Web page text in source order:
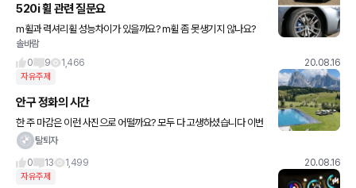
520i 휠 관련 질문요
m휠과 력셔리휠 성능차이가 있을까요? m휠 좀 못생기지 않나요?
솔바람
0
9 1,466 20.08.16
자유주제
안구 정화의 시간
한 주 마감은 이런 사진으로 어떨까요? 모두 다 고생하셨습니다 이번
주 다사다난? 겟차였는데 툭툭 털고 내일부터 모두 더 좋은 일; 예컨
탈퇴자
0
13 1,499 20.08.16
자유주제